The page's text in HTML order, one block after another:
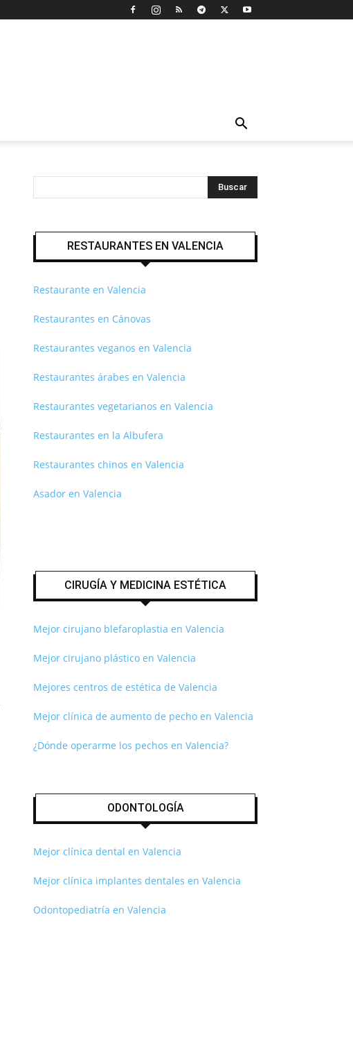
RESTAURANTES EN VALENCIA
Restaurante en Valencia
Restaurantes en Cánovas
Restaurantes veganos en Valencia
Restaurantes árabes en Valencia
Restaurantes vegetarianos en Valencia
Restaurantes en la Albufera
Restaurantes chinos en Valencia
Asador en Valencia
CIRUGÍA Y MEDICINA ESTÉTICA
Mejor cirujano blefaroplastia en Valencia
Mejor cirujano plástico en Valencia
Mejores centros de estética de Valencia
Mejor clínica de aumento de pecho en Valencia
¿Dónde operarme los pechos en Valencia?
ODONTOLOGÍA
Mejor clínica dental en Valencia
Mejor clínica implantes dentales en Valencia
Odontopediatría en Valencia